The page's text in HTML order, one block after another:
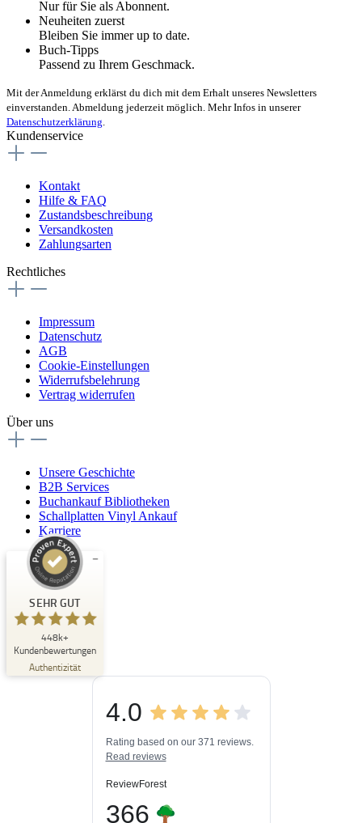
Nur für Sie als Abonnent.
Neuheiten zuerst
Bleiben Sie immer up to date.
Buch-Tipps
Passend zu Ihrem Geschmack.
Mit der Anmeldung erklärst du dich mit dem Erhalt unseres Newsletters
einverstanden. Abmeldung jederzeit möglich. Mehr Infos in unserer
Datenschutzerklärung
Kundenservice
Kontakt
Hilfe & FAQ
Zustandsbeschreibung
Versandkosten
Zahlungsarten
Rechtliches
Impressum
Datenschutz
AGB
Cookie-Einstellungen
Widerrufsbelehrung
Vertrag widerrufen
Über uns
Unsere Geschichte
B2B Services
Buchankauf Bibliotheken
Schallplatten Vinyl Ankauf
Karriere
SEHR GUT
448k+
Kundenbewertungen
Authentizität
Kundenbewertungen und Erfahrungen zu
SEHR GUT
4,84
/
5,00
3
ProvenExpert.com
Blick aufs ProvenExpert-Profil werfen
06.08.2026
4.0
Rating based on our 371 reviews.
Read reviews
ReviewForest
366